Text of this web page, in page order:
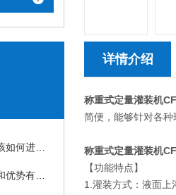
详情介绍
称重式定量灌装机
简便，能够针对各
称重式定量灌装机
【功能特点】
1.灌装方式：液面